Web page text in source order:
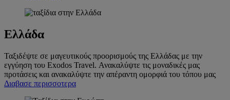
Ελλάδα
Ταξιδέψτε σε μαγευτικούς προορισμούς της Ελλάδας με την
εγγύηση του Exodos Travel. Ανακαλύψτε τις μοναδικές μας
προτάσεις και ανακαλύψτε την απέραντη ομορφιά του τόπου μας
Διαβασε περισσοτερα